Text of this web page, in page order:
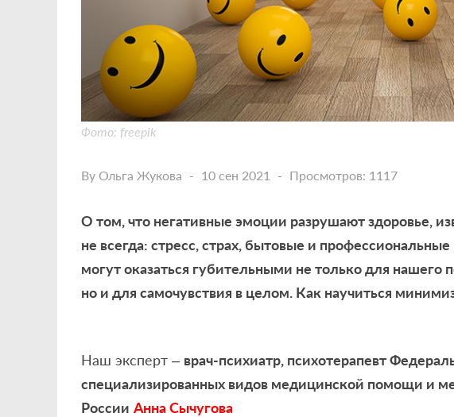
Фото: freepik
By Ольга Жукова 10 сен 2021 Просмотров: 1117
О том, что негативные эмоции разрушают здоровье,
не всегда: стресс, страх, бытовые и
могут оказаться губительными не только для нашего
но и для самочувствия в целом. Как научиться
Наш эксперт – врач-психиатр, психотерапевт
специализированных видов медицинской помощи и
России Анна Сычугова